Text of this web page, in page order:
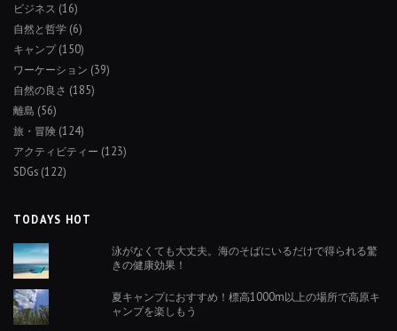
ビジネス (16)
自然と哲学 (6)
キャンプ(150)
ワーケーション (39)
自然の良さ (185)
離島 (56)
旅・冒険 (124)
アクティビティー (123)
SDGs (122)
TODAYS HOT
泳がなくても大丈夫。海のそばにいるだけで得られる驚
きの健康効果！
夏キャンプにおすすめ！標高1000m以上の場所で高原キ
ャンプを楽しもう